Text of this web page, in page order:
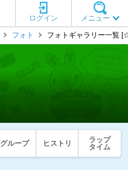
メニュー
ログイン
フォト フォトギャラリー一覧
グループ ヒストリ
ラップ
タイム